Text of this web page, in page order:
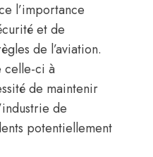
l’importance
et de
de l’aviation.
celle-ci à
de maintenir
de
potentiellement